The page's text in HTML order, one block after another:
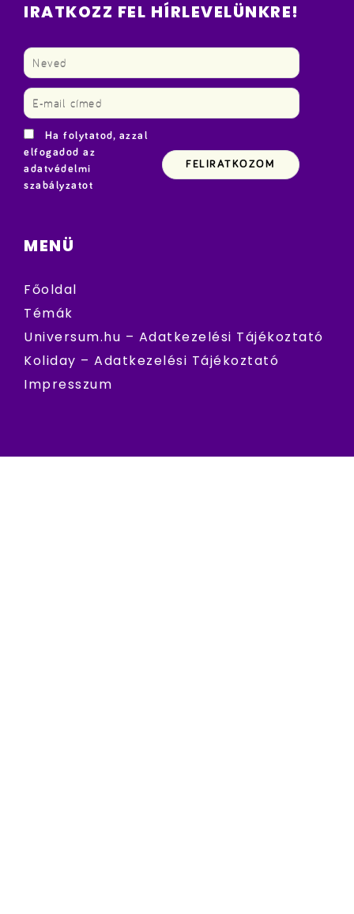
IRATKOZZ FEL HÍRLEVELÜNKRE!
Ha folytatod, azzal
elfogadod az
adatvédelmi
szabályzatot
MENÜ
Főoldal
Témák
Universum.hu – Adatkezelési Tájékoztató
Koliday – Adatkezelési Tájékoztató
Impresszum